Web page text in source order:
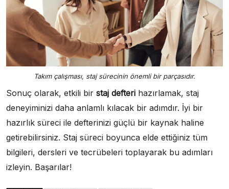
Takım çalışması, staj sürecinin önemli bir parçasıdır.
Sonuç olarak, etkili bir staj defteri hazırlamak, staj
deneyiminizi daha anlamlı kılacak bir adımdır. İyi bir
hazırlık süreci ile defterinizi güçlü bir kaynak haline
getirebilirsiniz. Staj süreci boyunca elde ettiğiniz tüm
bilgileri, dersleri ve tecrübeleri toplayarak bu adımları
izleyin. Başarılar!